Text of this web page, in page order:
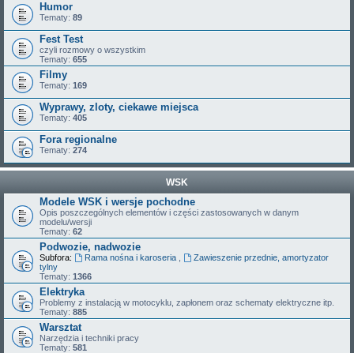
Humor
Tematy: 89
Fest Test
czyli rozmowy o wszystkim
Tematy: 655
Filmy
Tematy: 169
Wyprawy, zloty, ciekawe miejsca
Tematy: 405
Fora regionalne
Tematy: 274
WSK
Modele WSK i wersje pochodne
Opis poszczególnych elementów i części zastosowanych w danym
modelu/wersji
Tematy: 62
Podwozie, nadwozie
Subfora: Rama nośna i karoseria
Zawieszenie przednie, amortyzator
tylny
Tematy: 1366
Elektryka
Problemy z instalacją w motocyklu, zapłonem oraz schematy elektryczne itp.
Tematy: 885
Warsztat
Narzędzia i techniki pracy
Tematy: 581